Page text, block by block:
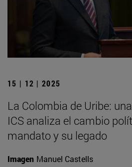
15 | 12 | 2025
La Colombia de Uribe:
ICS analiza el cambio
mandato y su legado
Imagen Manuel Castells